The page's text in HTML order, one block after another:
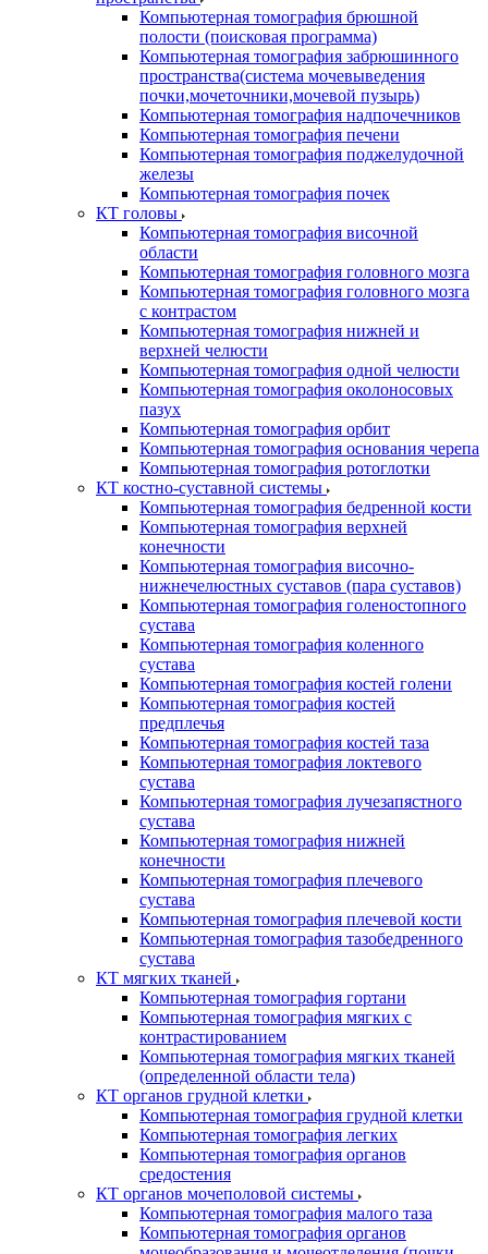
Компьютерная томография брюшной
полости (поисковая программа)
Компьютерная томография забрюшинного
пространства(система мочевыведения
почки,мочеточники,мочевой пузырь)
Компьютерная томография надпочечников
Компьютерная томография печени
Компьютерная томография поджелудочной
железы
Компьютерная томография почек
КТ головы
Компьютерная томография височной
области
Компьютерная томография головного мозга
Компьютерная томография головного мозга
с контрастом
Компьютерная томография нижней и
верхней челюсти
Компьютерная томография одной челюсти
Компьютерная томография околоносовых
пазух
Компьютерная томография орбит
Компьютерная томография основания черепа
Компьютерная томография ротоглотки
КТ костно-суставной системы
Компьютерная томография бедренной кости
Компьютерная томография верхней
конечности
Компьютерная томография височно-
нижнечелюстных суставов (пара суставов)
Компьютерная томография голеностопного
сустава
Компьютерная томография коленного
сустава
Компьютерная томография костей голени
Компьютерная томография костей
предплечья
Компьютерная томография костей таза
Компьютерная томография локтевого
сустава
Компьютерная томография лучезапястного
сустава
Компьютерная томография нижней
конечности
Компьютерная томография плечевого
сустава
Компьютерная томография плечевой кости
Компьютерная томография тазобедренного
сустава
КТ мягких тканей
Компьютерная томография гортани
Компьютерная томография мягких с
контрастированием
Компьютерная томография мягких тканей
(определенной области тела)
КТ органов грудной клетки
Компьютерная томография грудной клетки
Компьютерная томография легких
Компьютерная томография органов
средостения
КТ органов мочеполовой системы
Компьютерная томография малого таза
Компьютерная томография органов